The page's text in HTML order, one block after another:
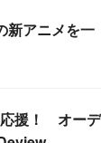
新アニメを一
応援！ オーデ